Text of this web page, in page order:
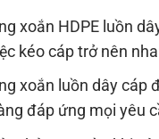
xoắn HDPE luồn
kéo cáp trở nên
xoắn luồn dây cáp
đáp ứng mọi yêu